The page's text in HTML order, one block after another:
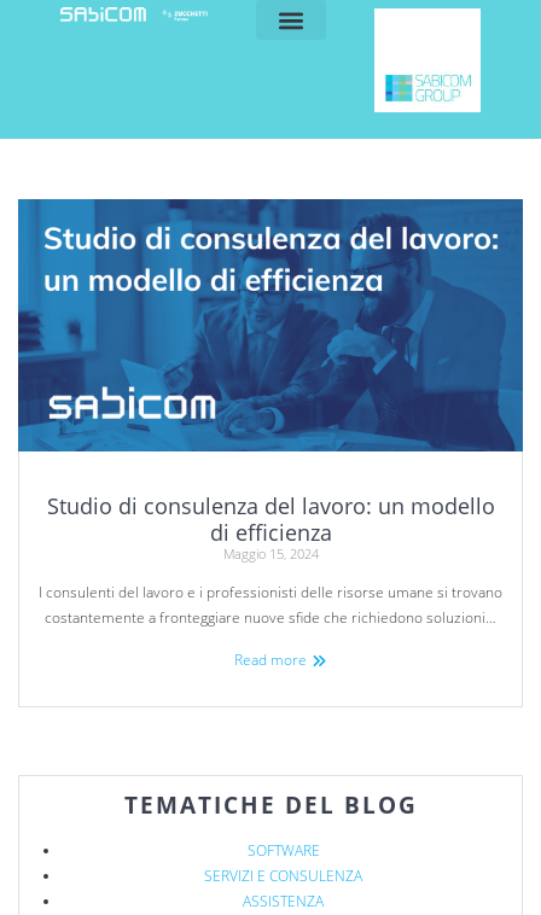
Studio di consulenza del lavoro: un modello
di efficienza
Maggio 15, 2024
I consulenti del lavoro e i professionisti delle risorse umane si trovano
costantemente a fronteggiare nuove sfide che richiedono soluzioni…
Read more
TEMATICHE DEL BLOG
SOFTWARE
SERVIZI E CONSULENZA
ASSISTENZA